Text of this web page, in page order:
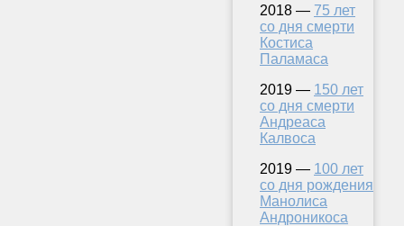
2018 — 75 лет
со дня смерти
Костиса
Паламаса
2019 — 150 лет
со дня смерти
Андреаса
Калвоса
2019 — 100 лет
со дня рождения
Манолиса
Андроникоса